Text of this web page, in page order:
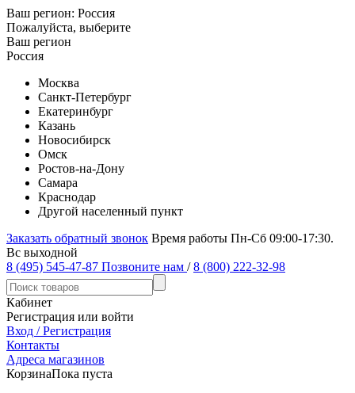
Ваш регион: Россия
Пожалуйста, выберите
Ваш регион
Россия
Москва
Санкт-Петербург
Екатеринбург
Казань
Новосибирск
Омск
Ростов-на-Дону
Самара
Краснодар
Другой населенный пункт
Заказать обратный звонок Время работы Пн-Сб 09:00-17:30.
Вс выходной
8 (495) 545-47-87 Позвоните нам / 8 (800) 222-32-98
Кабинет
Регистрация или войти
Вход / Регистрация
Контакты
Адреса магазинов
КорзинаПока пуста